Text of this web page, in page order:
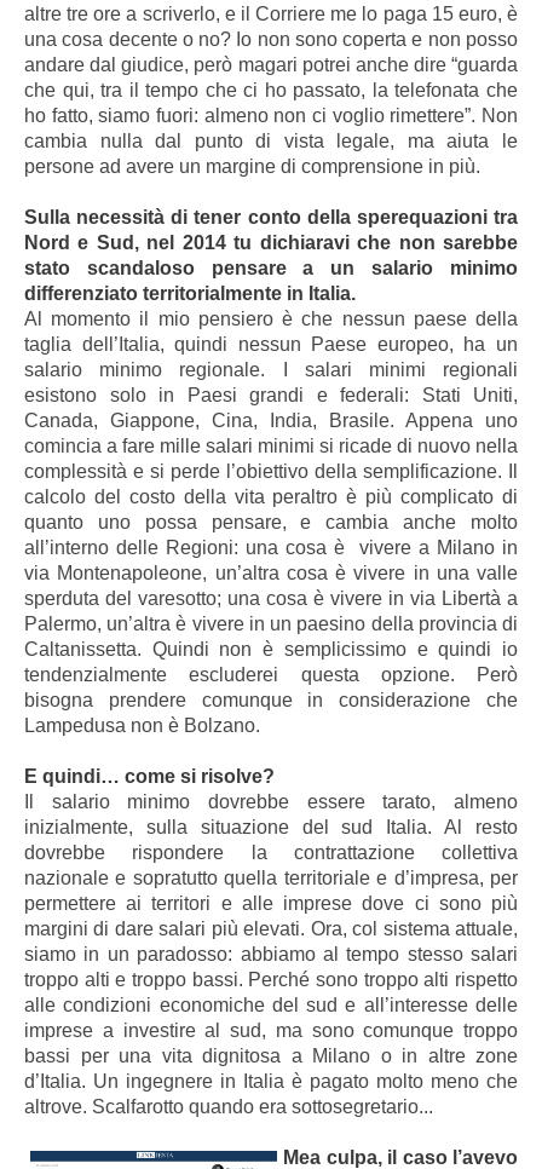
altre tre ore a scriverlo, e il Corriere me lo paga 15 euro, è
una cosa decente o no? Io non sono coperta e non posso
andare dal giudice, però magari potrei anche dire “guarda
che qui, tra il tempo che ci ho passato, la telefonata che
ho fatto, siamo fuori: almeno non ci voglio rimettere”. Non
cambia nulla dal punto di vista legale, ma aiuta le
persone ad avere un margine di comprensione in più.
Sulla necessità di tener conto della sperequazioni tra
Nord e Sud, nel 2014 tu dichiaravi che non sarebbe
stato scandaloso pensare a un salario minimo
differenziato territorialmente in Italia.
Al momento il mio pensiero è che nessun paese della
taglia dell’Italia, quindi nessun Paese europeo, ha un
salario minimo regionale. I salari minimi regionali
esistono solo in Paesi grandi e federali: Stati Uniti,
Canada, Giappone, Cina, India, Brasile. Appena uno
comincia a fare mille salari minimi si ricade di nuovo nella
complessità e si perde l’obiettivo della semplificazione. Il
calcolo del costo della vita peraltro è più complicato di
quanto uno possa pensare, e cambia anche molto
all’interno delle Regioni: una cosa è vivere a Milano in
via Montenapoleone, un’altra cosa è vivere in una valle
sperduta del varesotto; una cosa è vivere in via Libertà a
Palermo, un’altra è vivere in un paesino della provincia di
Caltanissetta. Quindi non è semplicissimo e quindi io
tendenzialmente escluderei questa opzione. Però
bisogna prendere comunque in considerazione che
Lampedusa non è Bolzano.
E quindi… come si risolve?
Il salario minimo dovrebbe essere tarato, almeno
inizialmente, sulla situazione del sud Italia. Al resto
dovrebbe rispondere la contrattazione collettiva
nazionale e sopratutto quella territoriale e d’impresa, per
permettere ai territori e alle imprese dove ci sono più
margini di dare salari più elevati. Ora, col sistema attuale,
siamo in un paradosso: abbiamo al tempo stesso salari
troppo alti e troppo bassi. Perché sono troppo alti rispetto
alle condizioni economiche del sud e all’interesse delle
imprese a investire al sud, ma sono comunque troppo
bassi per una vita dignitosa a Milano o in altre zone
d’Italia. Un ingegnere in Italia è pagato molto meno che
altrove. Scalfarotto quando era sottosegretario...
Mea culpa, il caso l’avevo